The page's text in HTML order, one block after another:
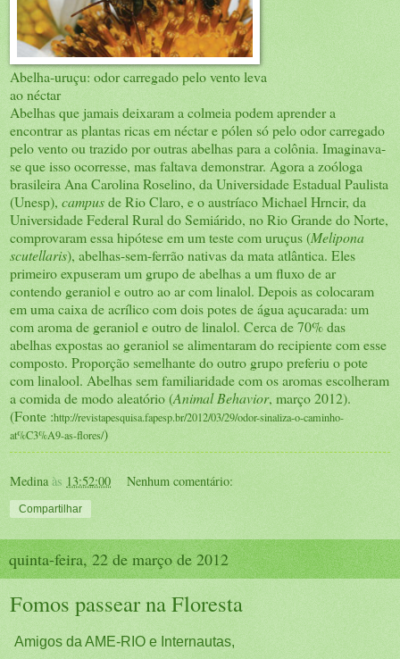
Abelha-uruçu: odor carregado pelo vento leva
ao néctar
Abelhas que jamais deixaram a colmeia podem aprender a
encontrar as plantas ricas em néctar e pólen só pelo odor carregado
pelo vento ou trazido por outras abelhas para a colônia. Imaginava-
se que isso ocorresse, mas faltava demonstrar. Agora a zoóloga
brasileira Ana Carolina Roselino, da Universidade Estadual Paulista
(Unesp), campusde Rio Claro, e o austríaco Michael Hrncir, da
Universidade Federal Rural do Semiárido, no Rio Grande do Norte,
comprovaram essa hipótese em um teste com uruçus (Melipona
scutellaris), abelhas-sem-ferrão nativas da mata atlântica. Eles
primeiro expuseram um grupo de abelhas a um fluxo de ar
contendo geraniol e outro ao ar com linalol. Depois as colocaram
em uma caixa de acrílico com dois potes de água açucarada: um
com aroma de geraniol e outro de linalol. Cerca de 70% das
abelhas expostas ao geraniol se alimentaram do recipiente com esse
composto. Proporção semelhante do outro grupo preferiu o pote
com linalool. Abelhas sem familiaridade com os aromas escolheram
a comida de modo aleatório (Animal Behavior, março 2012).
(Fonte :http://revistapesquisa.fapesp.br/2012/03/29/odor-sinaliza-o-caminho-
at%C3%A9-as-flores/)
Medina às 13:52:00 Nenhum comentário:
Compartilhar
quinta-feira, 22 de março de 2012
Fomos passear na Floresta
Amigos da AME-RIO e Internautas,